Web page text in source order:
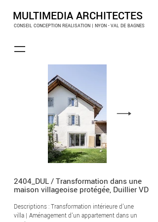
CONSEIL CONCEPTION REALISATION | NYON - VAL DE BAGNES
MULTIMEDIA ARCHITECTES
2404_DUL / Transformation dans une
maison villageoise protégée, Duillier VD
Descriptions : Transformation intérieure d'une
villa | Aménagement d'un appartement dans un